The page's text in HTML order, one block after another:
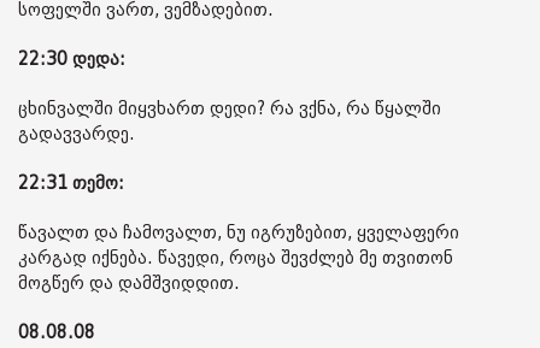
სოფელში ვართ, ვემზადებით.
22:30 დედა:
ცხინვალში მიყვხართ დედი? რა ვქნა, რა წყალში
გადავვარდე.
22:31 თემო:
წავალთ და ჩამოვალთ, ნუ იგრუზებით, ყველაფერი
კარგად იქნება. წავედი, როცა შევძლებ მე თვითონ
მოგწერ და დამშვიდდით.
08.08.08